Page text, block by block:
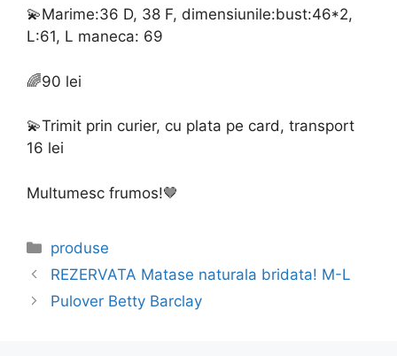
💫Marime:36 D, 38 F, dimensiunile:bust:46*2,
L:61, L maneca: 69
🌈90 lei
💫Trimit prin curier, cu plata pe card, transport
16 lei
Multumesc frumos!🤎
Categories
produse
REZERVATA Matase naturala bridata! M-L
Pulover Betty Barclay